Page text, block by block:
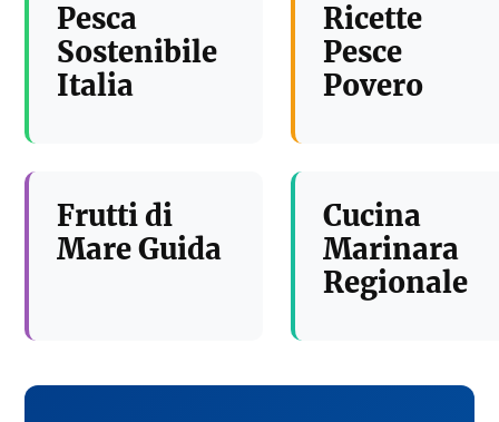
Pesca
Sostenibile
Italia
Ricette
Pesce
Povero
Frutti di
Mare Guida
Cucina
Marinara
Regionale